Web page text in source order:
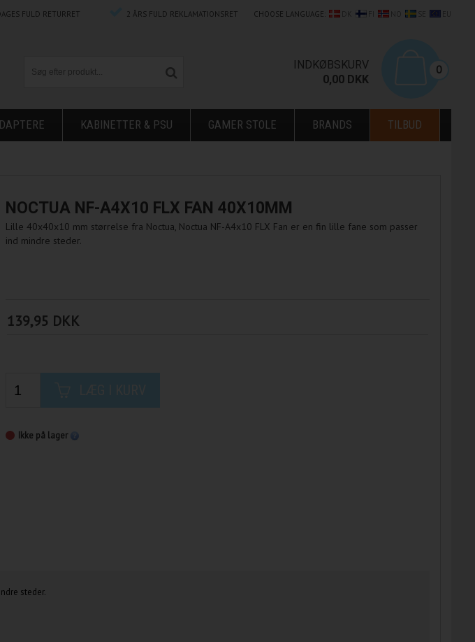
FULD RETURRET 2 ÅRS FULD REKLAMATIONSRET CHOOSE LANGUAGE:
INDKØBSKURV 0
0,00 DKK
KABINETTER & PSU GAMER STOLE BRANDS TILBUD
NOCTUA NF-A4X10 FLX FAN 40X10MM
Lille 40x40x10 mm størrelse fra Noctua, Noctua NF-A4x10 FLX Fan er en fin lille fane som passer
ind mindre steder.
139,95 DKK
Ikke på lager
steder.